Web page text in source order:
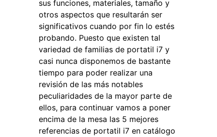
sus funciones, materiales, tamaño y
otros aspectos que resultarán ser
significativos cuando por fin lo estés
probando. Puesto que existen tal
variedad de familias de portatil i7 y
casi nunca disponemos de bastante
tiempo para poder realizar una
revisión de las más notables
peculiaridades de la mayor parte de
ellos, para continuar vamos a poner
encima de la mesa las 5 mejores
referencias de portatil i7 en catálogo